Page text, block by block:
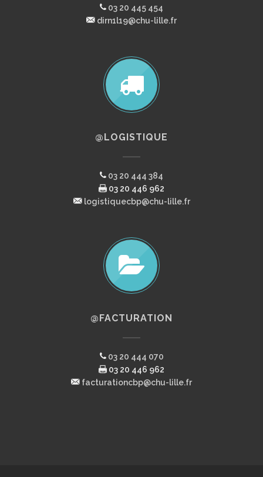
03 20 445 454
dirn1l19@chu-lille.fr
@LOGISTIQUE
03 20 444 384
03 20 446 962
logistiquecbp@chu-lille.fr
@FACTURATION
03 20 444 070
03 20 446 962
facturationcbp@chu-lille.fr